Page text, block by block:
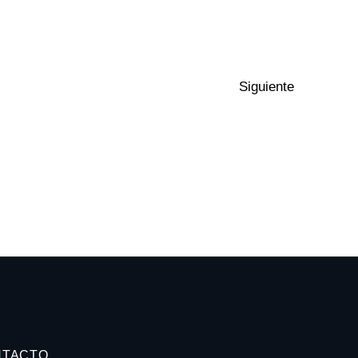
Siguiente